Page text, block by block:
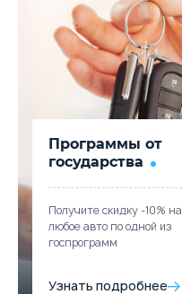
Программы от
государства
Получите скидку -10% на
любое авто по одной из
госпрограмм
Узнать подробнее